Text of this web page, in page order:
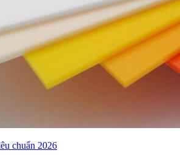
chuẩn 2026